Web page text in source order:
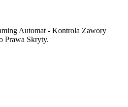
Automat - Kontrola Zawory
Prawa Skryty.